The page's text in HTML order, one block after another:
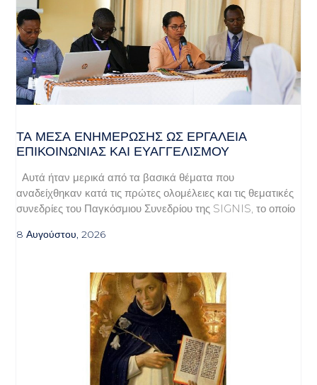
ΤΑ ΜΈΣΑ ΕΝΗΜΈΡΩΣΗΣ ΩΣ ΕΡΓΑΛΕΊΑ
ΕΠΙΚΟΙΝΩΝΊΑΣ ΚΑΙ ΕΥΑΓΓΕΛΙΣΜΟΎ
Αυτά ήταν μερικά από τα βασικά θέματα που
αναδείχθηκαν κατά τις πρώτες ολομέλειες και τις θεματικές
συνεδρίες του Παγκόσμιου Συνεδρίου της SIGNIS, το οποίο
8 Αυγούστου, 2026